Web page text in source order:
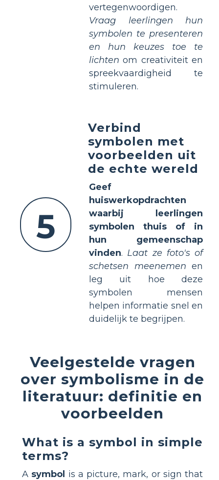
vertegenwoordigen.
Vraag leerlingen hun
symbolen te presenteren
en hun keuzes toe te
lichten om creativiteit en
spreekvaardigheid te
stimuleren.
5
Verbind
symbolen met
voorbeelden uit
de echte wereld
Geef
huiswerkopdrachten
waarbij leerlingen
symbolen thuis of in
hun gemeenschap
vinden. Laat ze foto's of
schetsen meenemen en
leg uit hoe deze
symbolen mensen
helpen informatie snel en
duidelijk te begrijpen.
Veelgestelde vragen
over symbolisme in de
literatuur: definitie en
voorbeelden
What is a symbol in simple
terms?
A symbol is a picture, mark, or sign that